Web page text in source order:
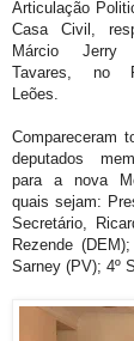
Articulação
Casa Civil,
Márcio
Tavares, no
Leões.
Compareceram
deputados
para a nova
quais sejam:
Secretário,
Rezende
Sarney (PV); 4º